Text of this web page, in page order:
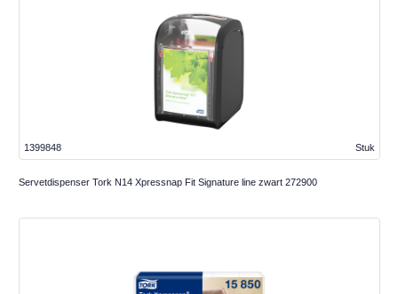
Stuk
1399848
Servetdispenser Tork N14 Xpressnap Fit Signature line zwart 272900